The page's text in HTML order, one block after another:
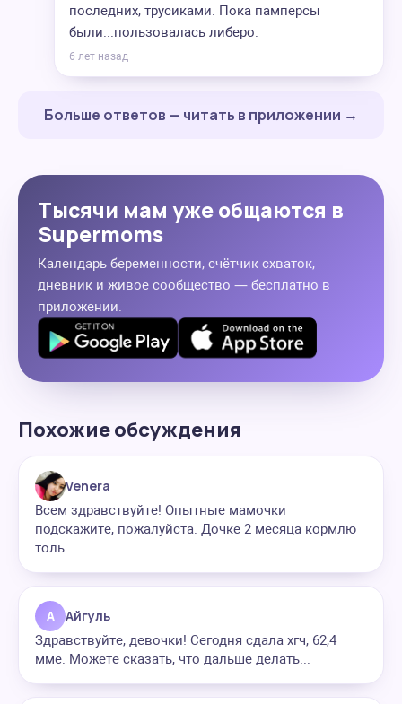
последних, трусиками. Пока памперсы
были...пользовалась либеро.
6 лет назад
Больше ответов — читать в приложении →
Тысячи мам уже общаются в
Supermoms
Календарь беременности, счётчик схваток,
дневник и живое сообщество — бесплатно в
приложении.
Похожие обсуждения
Venera
Всем здравствуйте! Опытные мамочки
подскажите, пожалуйста. Дочке 2 месяца кормлю
толь...
А Айгуль
Здравствуйте, девочки! Сегодня сдала хгч, 62,4
мме. Можете сказать, что дальше делать...